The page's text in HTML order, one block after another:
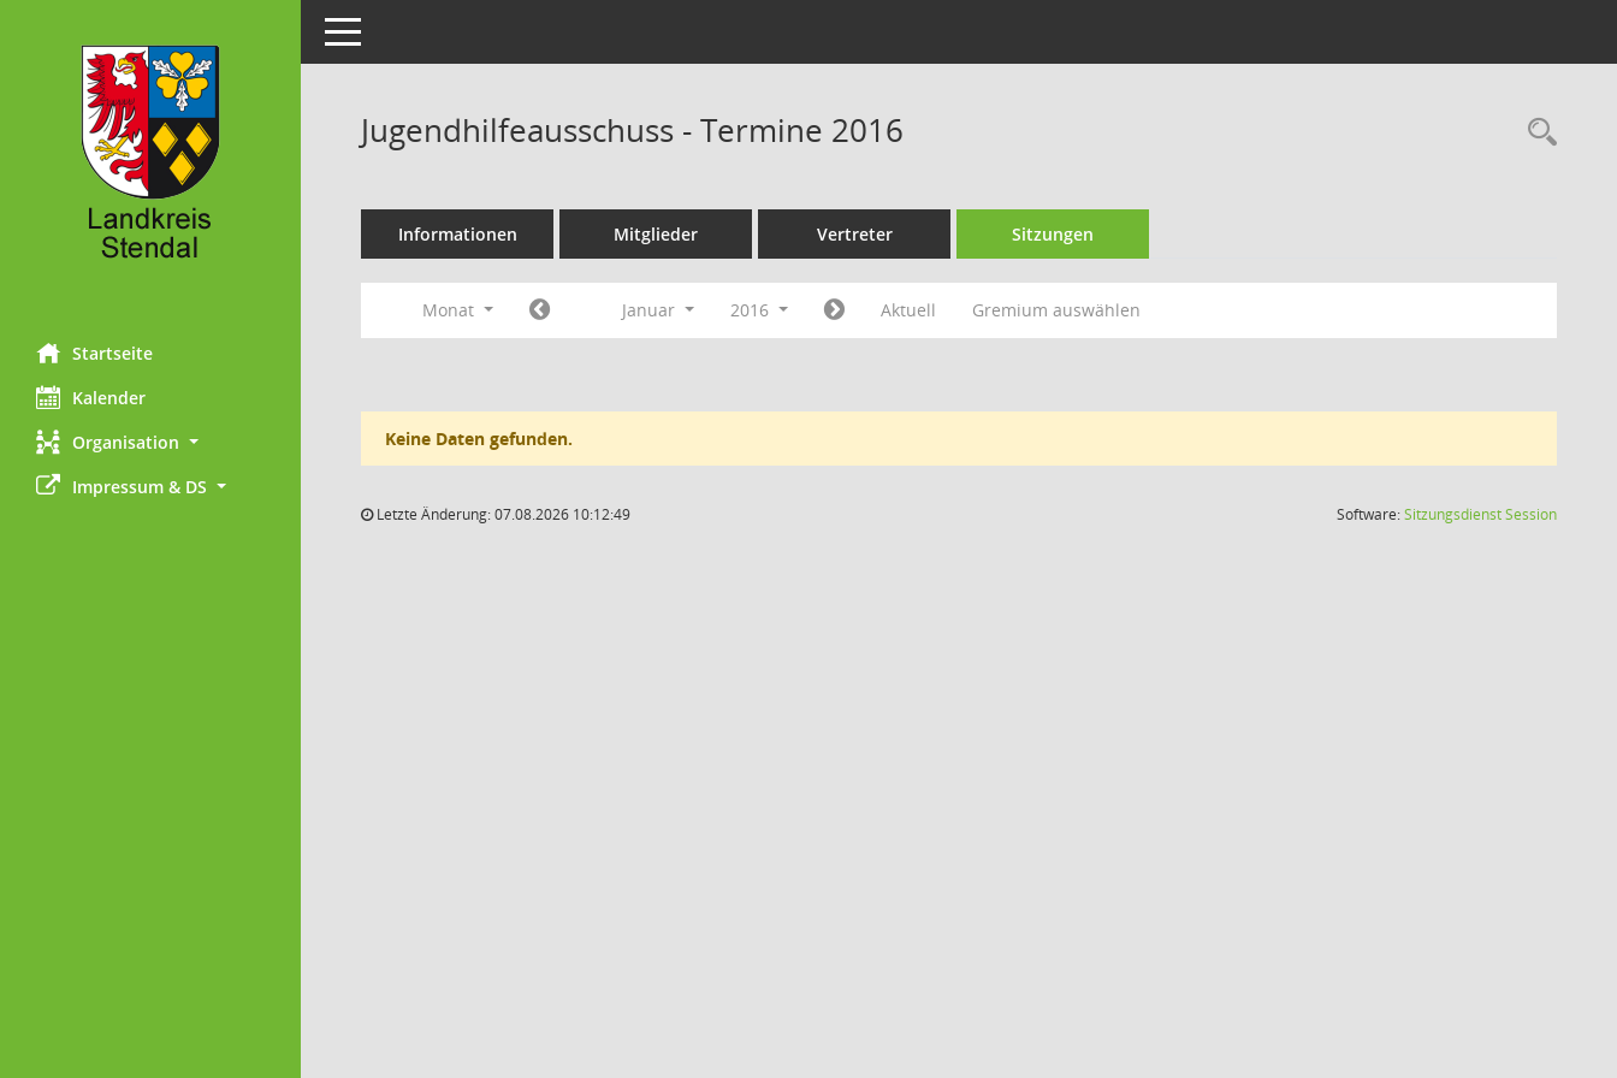
Startseite
Kalender
Organisation
Impressum & DS
Toggle navigation
Jugendhilfeausschuss - Termine 2016
Informationen Mitglieder Vertreter Sitzungen
Monat Januar 2016 Aktuell Gremium auswählen
Keine Daten gefunden.
Letzte Änderung: 07.08.2026 10:12:49 Software:SitzungsdienstSession(Wird in